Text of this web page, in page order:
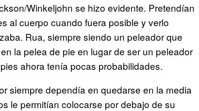
Winkeljohn se hizo evidente. Pretendían
al cuerpo cuando fuera posible y verlo
Rua, siempre siendo un peleador que
la pelea de pie en lugar de ser un peleador
ahora tenía pocas probabilidades.
siempre dependía en quedarse en la media
le permitían colocarse por debajo de su